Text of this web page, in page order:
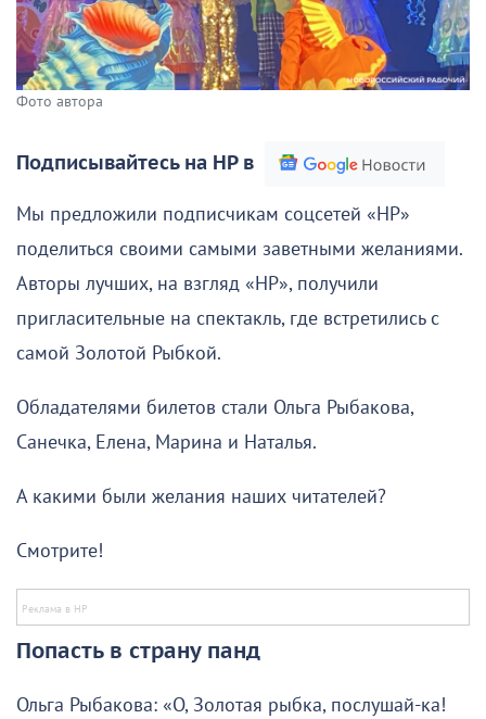
Фото автора
Подписывайтесь на НР в
Мы предложили подписчикам соцсетей «НР»
поделиться своими самыми заветными желаниями.
Авторы лучших, на взгляд «НР», получили
пригласительные на спектакль, где встретились с
самой Золотой Рыбкой.
Обладателями билетов стали Ольга Рыбакова,
Санечка, Елена, Марина и Наталья.
А какими были желания наших читателей?
Смотрите!
Попасть в страну панд
Ольга Рыбакова: «О, Золотая рыбка, послушай-ка!